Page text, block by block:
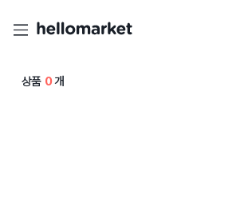
상품 0개